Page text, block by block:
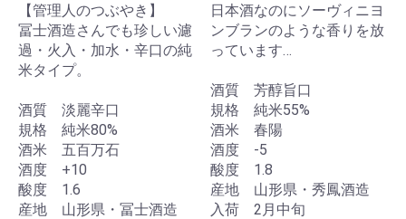
【管理人のつぶやき】
冨士酒造さんでも珍しい濾
過・火入・加水・辛口の純
米タイプ。
酒質 淡麗辛口
規格 純米80%
酒米 五百万石
酒度 +10
酸度 1.6
産地 山形県・冨士酒造
日本酒なのにソーヴィニヨ
ンブランのような香りを放
っています…
酒質 芳醇旨口
規格 純米55%
酒米 春陽
酒度 -5
酸度 1.8
産地 山形県・秀鳳酒造
入荷 2月中旬